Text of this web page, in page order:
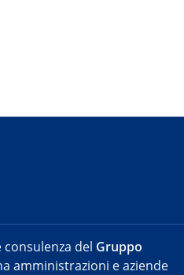
consulenza del Gruppo
amministrazioni e aziende